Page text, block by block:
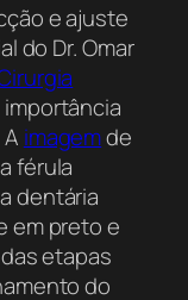
e ajuste
do Dr. Omar
imagemde
férula
dentária
em preto e
etapas
do